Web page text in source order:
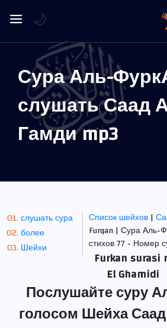
Сура Аль-
слушать Саад
Гамди mp3
слушать сура
более
Шейхи
Список шейхов|
Furqan | Сура Аль-
стихов 77 - Номер
Furkan surasi
El Ghamidi
Послушайте суру
голосом Шейха
🌙